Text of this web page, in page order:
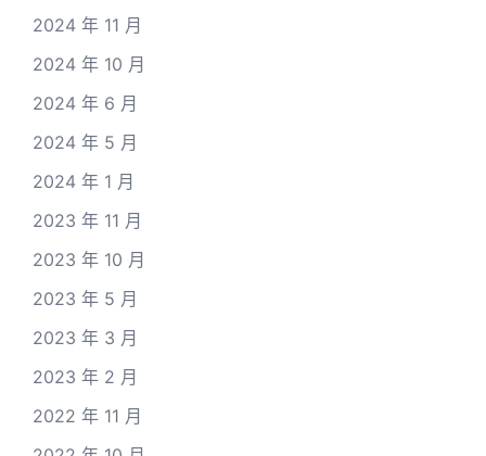
2024 年 11 月
2024 年 10 月
2024 年 6 月
2024 年 5 月
2024 年 1 月
2023 年 11 月
2023 年 10 月
2023 年 5 月
2023 年 3 月
2023 年 2 月
2022 年 11 月